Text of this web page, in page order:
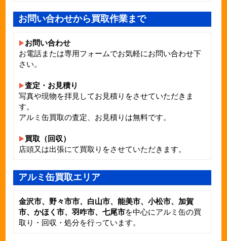
お問い合わせから買取作業まで
お問い合わせ
お電話または専用フォームでお気軽にお問い合わせ下
さい。
査定・お見積り
写真や現物を拝見してお見積りをさせていただきま
す。
アルミ缶買取の査定、お見積りは無料です。
買取（回収）
店頭又は出張にて買取りをさせていただきます。
アルミ缶買取エリア
金沢市、野々市市、白山市、能美市、小松市、加賀
市、かほく市、羽咋市、七尾市を中心にアルミ缶の買
取り・回収・処分を行っています。